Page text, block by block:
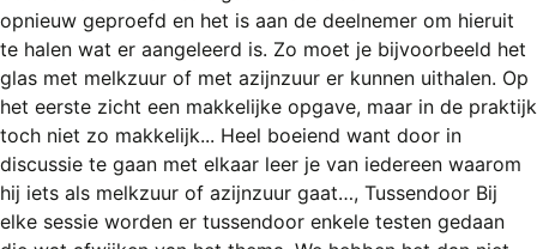
FACEBOOK
LINKS
opnieuw geproefd en het is aan de deelnemer om hieruit
te halen wat er aangeleerd is. Zo moet je bijvoorbeeld het
glas met melkzuur of met azijnzuur er kunnen uithalen. Op
het eerste zicht een makkelijke opgave, maar in de praktijk
toch niet zo makkelijk... Heel boeiend want door in
discussie te gaan met elkaar leer je van iedereen waarom
hij iets als melkzuur of azijnzuur gaat…, Tussendoor Bij
elke sessie worden er tussendoor enkele testen gedaan